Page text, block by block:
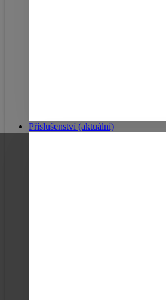
Příslušenství (aktuální)